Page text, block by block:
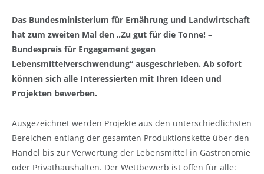
Das Bundesministerium für Ernährung und Landwirtschaft
hat zum zweiten Mal den „Zu gut für die Tonne! –
Bundespreis für Engagement gegen
Lebensmittelverschwendung“ ausgeschrieben. Ab sofort
können sich alle Interessierten mit Ihren Ideen und
Projekten bewerben.
Ausgezeichnet werden Projekte aus den unterschiedlichsten
Bereichen entlang der gesamten Produktionskette über den
Handel bis zur Verwertung der Lebensmittel in Gastronomie
oder Privathaushalten. Der Wettbewerb ist offen für alle: